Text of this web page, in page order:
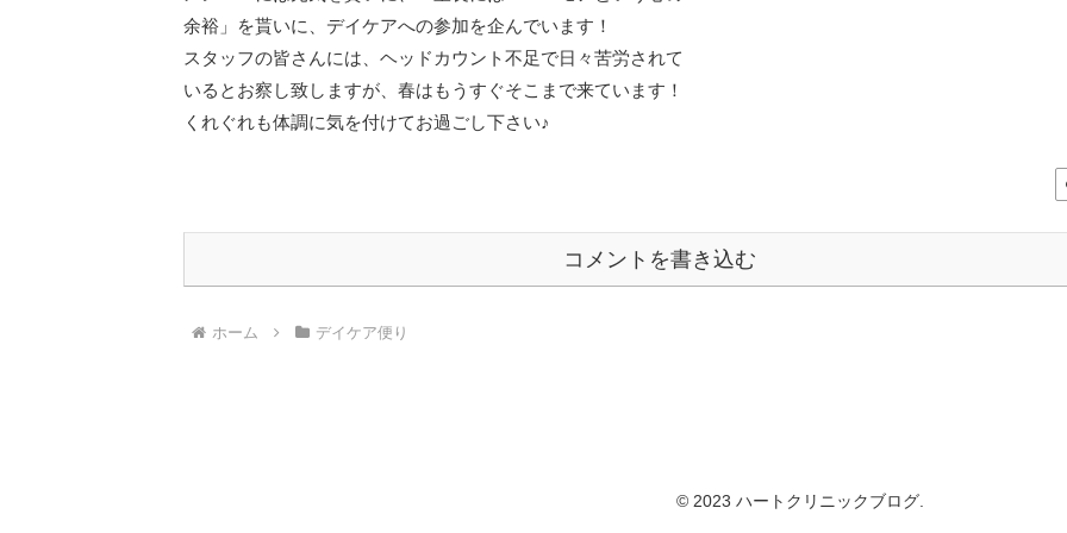
余裕」を貰いに、デイケアへの参加を企んでいます！
スタッフの皆さんには、ヘッドカウント不足で日々苦労されて
いるとお察し致しますが、春はもうすぐそこまで来ています！
くれぐれも体調に気を付けてお過ごし下さい♪
コメントを書き込む
ホーム デイケア便り
© 2023 ハートクリニックブログ.